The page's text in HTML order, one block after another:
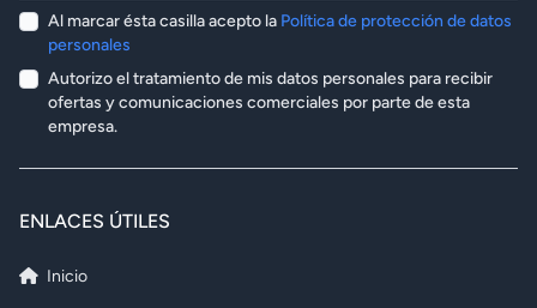
Al marcar ésta casilla acepto la Política de protección de datos
personales
Autorizo el tratamiento de mis datos personales para recibir
ofertas y comunicaciones comerciales por parte de esta
empresa.
ENLACES ÚTILES
Inicio